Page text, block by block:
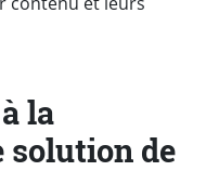
la
solution de